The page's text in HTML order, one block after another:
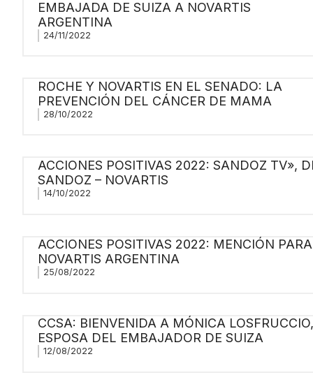
EMBAJADA DE SUIZA A NOVARTIS
ARGENTINA
24/11/2022
ROCHE Y NOVARTIS EN EL SENADO: LA
PREVENCIÓN DEL CÁNCER DE MAMA
28/10/2022
ACCIONES POSITIVAS 2022: SANDOZ TV»,
SANDOZ – NOVARTIS
14/10/2022
ACCIONES POSITIVAS 2022: MENCIÓN PARA
NOVARTIS ARGENTINA
25/08/2022
CCSA: BIENVENIDA A MÓNICA LOSFRUCCIO,
ESPOSA DEL EMBAJADOR DE SUIZA
12/08/2022